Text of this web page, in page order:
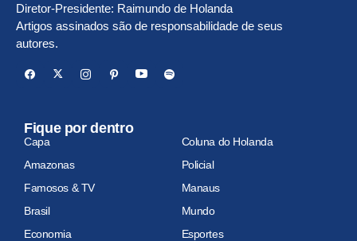
Diretor-Presidente: Raimundo de Holanda
Artigos assinados são de responsabilidade de seus
autores.
Fique por dentro
Capa
Coluna do Holanda
Amazonas
Policial
Famosos & TV
Manaus
Brasil
Mundo
Economia
Esportes